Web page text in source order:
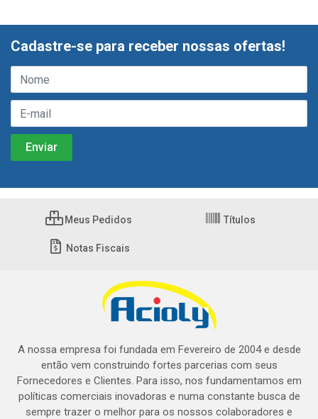
Cadastre-se para receber nossas ofertas!
Meus Pedidos Títulos
Notas Fiscais
A nossa empresa foi fundada em Fevereiro de 2004 e desde
então vem construindo fortes parcerias com seus
Fornecedores e Clientes. Para isso, nos fundamentamos em
políticas comerciais inovadoras e numa constante busca de
sempre trazer o melhor para os nossos colaboradores e